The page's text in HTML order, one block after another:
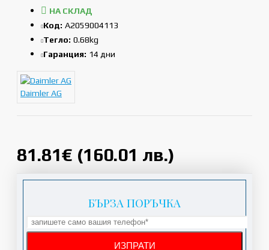
81.81€ (160.01 лв.)
НА СКЛАД
Код: A2059004113
Тегло: 0.68kg
Гаранция: 14 дни
Daimler AG
БЪРЗА ПОРЪЧКА